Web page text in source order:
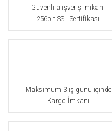
Güvenli alışveriş imkanı
256bit SSL Sertifikası
Maksimum 3 iş günü içinde
Kargo İmkanı